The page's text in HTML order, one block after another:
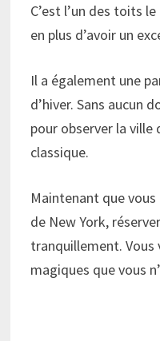
C’est l’un des toits
en plus d’avoir un
Il a également une
d’hiver. Sans aucun
pour observer la ville
classique.
Maintenant que
de New York,
tranquillement. Vous
magiques que vous